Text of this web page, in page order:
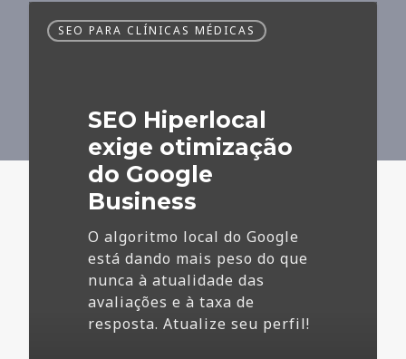
Hiperlocal
Business
SEO PARA CLÍNICAS MÉDICAS
SEO Hiperlocal
exige otimização
do Google
Business
O algoritmo local do Google
está dando mais peso do que
nunca à atualidade das
avaliações e à taxa de
resposta. Atualize seu perfil!